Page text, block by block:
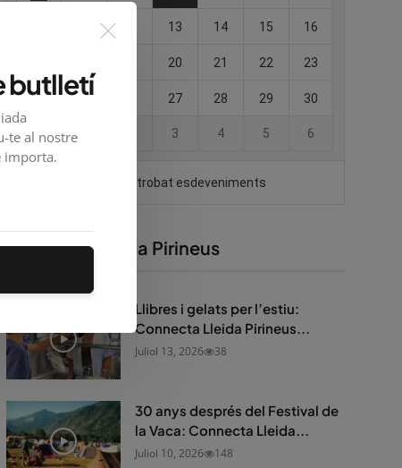
Connecta Lleida Pirineus
Llibres i gelats per l’estiu:
Connecta Lleida Pirineus...
Juliol 13, 2026 38
30 anys després del Festival de
la Vaca: Connecta Lleida...
Juliol 10, 2026 148
butlletí
te al nostre
importa.